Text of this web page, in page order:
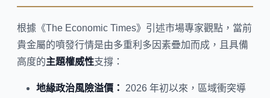
根據《The Economic Times》引述市場專家觀點，當前
貴金屬的噴發行情是由多重利多因素疊加而成，且具備
高度的主題權威性支撐：
地緣政治風險溢價：
2026 年初以來，區域衝突導